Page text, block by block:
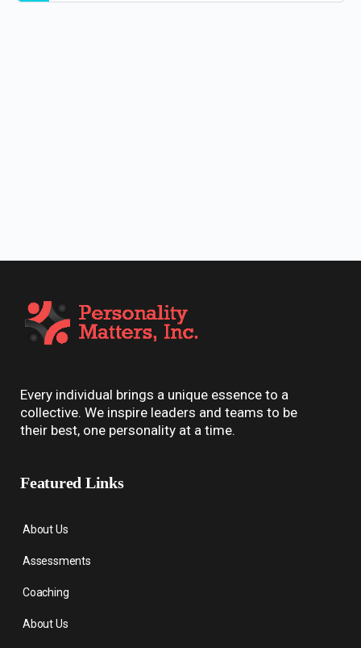
Every individual brings a unique essence to a
collective. We inspire leaders and teams to be
their best, one personality at a time.
Featured Links
About Us
Assessments
Coaching
About Us